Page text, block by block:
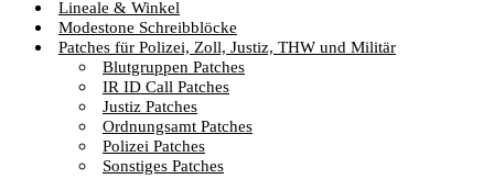
Lineale & Winkel
Modestone Schreibblöcke
Patches für Polizei, Zoll, Justiz, THW und Militär
Blutgruppen Patches
IR ID Call Patches
Justiz Patches
Ordnungsamt Patches
Polizei Patches
Sonstiges Patches